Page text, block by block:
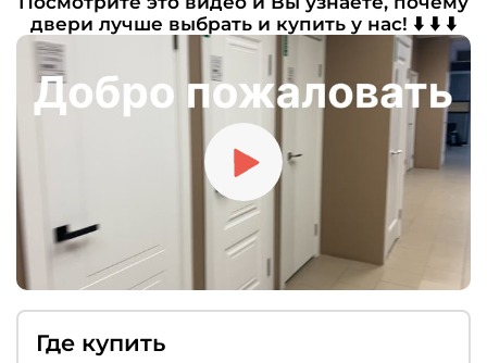
пороги.
петли, дверные ручки и защёлки. По
желанию можно дополнить комплект
доводчиком, ограничителем хода или
«умным порогом». Если вы цените тишину,
рекомендуем выбирать магнитные замки.
двери лучше выбрать и купить у нас! ⬇️ ⬇️ ⬇️
Где купить